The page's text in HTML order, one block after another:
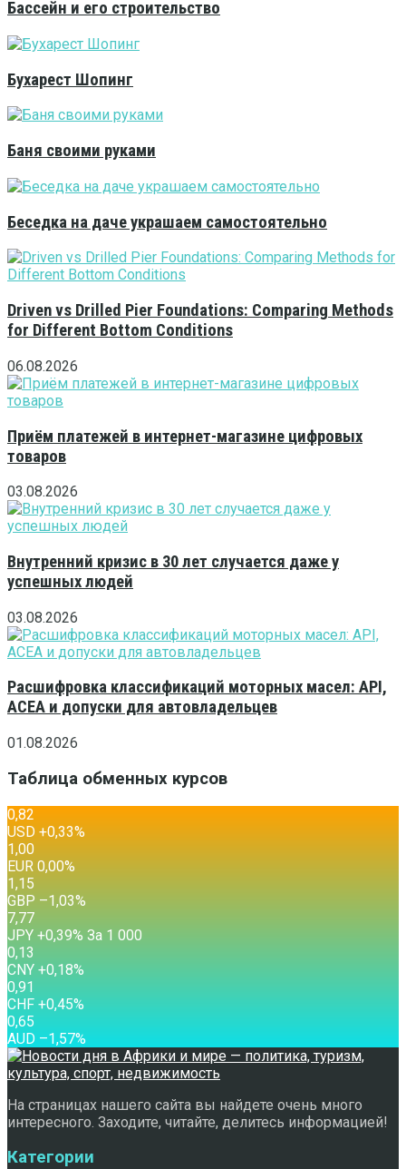
Бассейн и его строительство
Бухарест Шопинг
Баня своими руками
Беседка на даче украшаем самостоятельно
Driven vs Drilled Pier Foundations: Comparing Methods
for Different Bottom Conditions
06.08.2026
Приём платежей в интернет-магазине цифровых
товаров
03.08.2026
Внутренний кризис в 30 лет случается даже у
успешных людей
03.08.2026
Расшифровка классификаций моторных масел: API,
ACEA и допуски для автовладельцев
01.08.2026
Таблица обменных курсов
0,82
USD +0,33%
1,00
EUR 0,00%
1,15
GBP –1,03%
7,77
JPY +0,39% За 1 000
0,13
CNY +0,18%
0,91
CHF +0,45%
0,65
AUD –1,57%
На страницах нашего сайта вы найдете очень много
интересного. Заходите, читайте, делитесь информацией!
Категории